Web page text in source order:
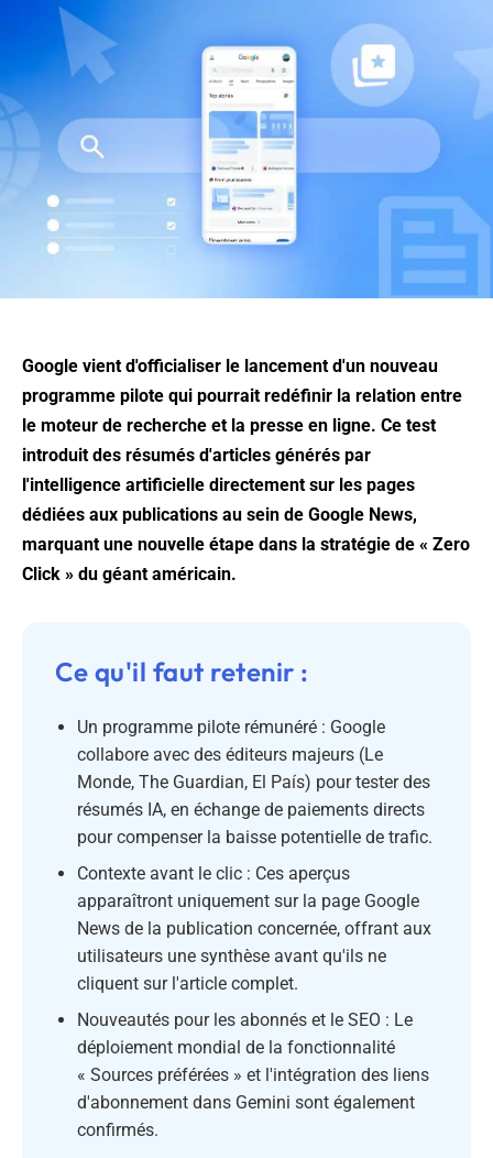
Google vient d'officialiser le lancement d'un nouveau
programme pilote qui pourrait redéfinir la relation entre
le moteur de recherche et la presse en ligne. Ce test
introduit des résumés d'articles générés par
l'intelligence artificielle directement sur les pages
dédiées aux publications au sein de Google News,
marquant une nouvelle étape dans la stratégie de « Zero
Click » du géant américain.
Ce qu'il faut retenir :
Un programme pilote rémunéré : Google
collabore avec des éditeurs majeurs (Le
Monde, The Guardian, El País) pour tester des
résumés IA, en échange de paiements directs
pour compenser la baisse potentielle de trafic.
Contexte avant le clic : Ces aperçus
apparaîtront uniquement sur la page Google
News de la publication concernée, offrant aux
utilisateurs une synthèse avant qu'ils ne
cliquent sur l'article complet.
Nouveautés pour les abonnés et le SEO : Le
déploiement mondial de la fonctionnalité
« Sources préférées » et l'intégration des liens
d'abonnement dans Gemini sont également
confirmés.